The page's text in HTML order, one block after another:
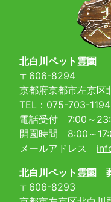
北白川ペット霊園
〒606-8294
京都府京都市左京区
TEL： 075-703-1194
電話受付 7:00～
開園時間 8:00～
メールアドレス
北白川ペット霊園
〒606-8293